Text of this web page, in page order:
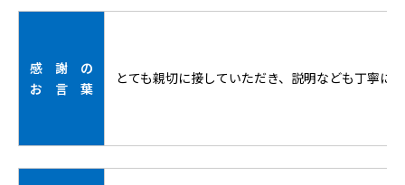
感 謝 の
お 言 葉
とても親切に接していただき、説明なども丁寧に